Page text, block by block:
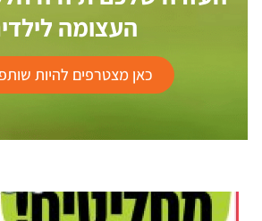
העצומה
כאן מצטרפים להיות